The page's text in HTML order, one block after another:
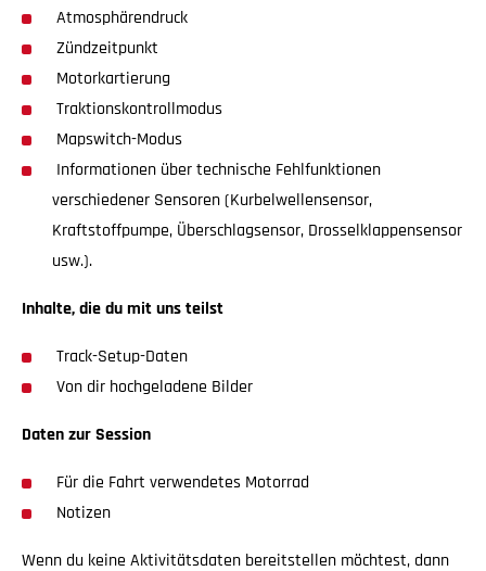
Atmosphärendruck
Zündzeitpunkt
Motorkartierung
Traktionskontrollmodus
Mapswitch-Modus
Informationen über technische Fehlfunktionen
verschiedener Sensoren (Kurbelwellensensor,
Kraftstoffpumpe, Überschlagsensor, Drosselklappensensor
usw.).
Inhalte, die du mit uns teilst
Track-Setup-Daten
Von dir hochgeladene Bilder
Daten zur Session
Für die Fahrt verwendetes Motorrad
Notizen
Wenn du keine Aktivitätsdaten bereitstellen möchtest, dann